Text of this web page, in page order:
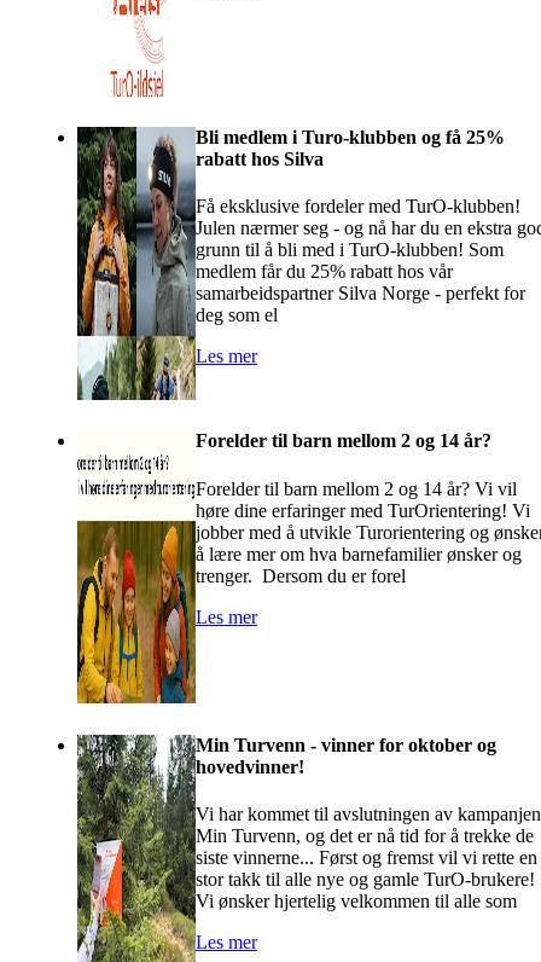
Bli medlem i Turo-klubben og få 25%
rabatt hos Silva
Få eksklusive fordeler med TurO-klubben!
Julen nærmer seg - og nå har du en ekstra
grunn til å bli med i TurO-klubben! Som
medlem får du 25% rabatt hos vår
samarbeidspartner Silva Norge - perfekt for
deg som el
Les mer
Forelder til barn mellom 2 og 14 år?
Forelder til barn mellom 2 og 14 år? Vi vil
høre dine erfaringer med TurOrientering! Vi
jobber med å utvikle Turorientering og
å lære mer om hva barnefamilier ønsker og
trenger. Dersom du er forel
Les mer
Min Turvenn - vinner for oktober og
hovedvinner!
Vi har kommet til avslutningen av kampanjen
Min Turvenn, og det er nå tid for å trekke de
siste vinnerne... Først og fremst vil vi rette en
stor takk til alle nye og gamle TurO-brukere!
Vi ønsker hjertelig velkommen til alle som
Les mer